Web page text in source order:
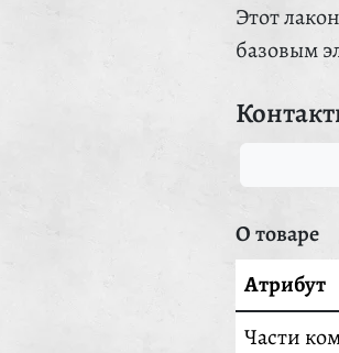
Этот
базовым
О товаре
Атрибут
Части